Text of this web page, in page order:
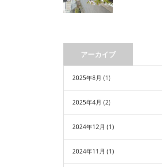
アーカイブ
2025年8月 (1)
2025年4月 (2)
2024年12月 (1)
2024年11月 (1)